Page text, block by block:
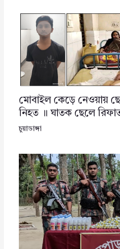
মোবাইল কেড়ে নেওয়ায়
নিহত ॥ ঘাতক ছেলে
চুয়াডাঙ্গা